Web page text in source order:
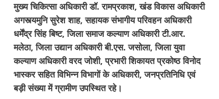
मुख्य चिकित्सा अधिकारी डॉ. रामप्रकाश, खंड विकास अधिकारी
अगस्त्यमुनि सुरेश शाह, सहायक संभागीय परिवहन अधिकारी
धर्मेंद्र सिंह बिष्ट, जिला समाज कल्याण अधिकारी टी.आर.
मलेठा, जिला उद्यान अधिकारी बी.एस. जसोला, जिला युवा
कल्याण अधिकारी वरद जोशी, प्रभारी शिकायत प्रकोष्ठ विनोद
भास्कर सहित विभिन्न विभागों के अधिकारी, जनप्रतिनिधि एवं
बड़ी संख्या में ग्रामीण उपस्थित रहे।